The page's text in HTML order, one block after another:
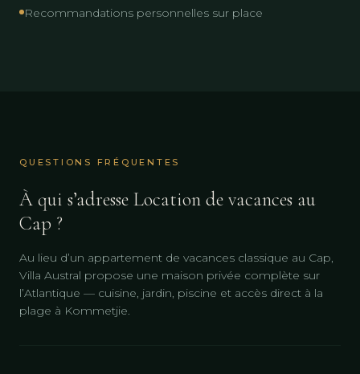
Recommandations personnelles sur place
QUESTIONS FRÉQUENTES
À qui s’adresse Location de vacances au
Cap ?
Au lieu d’un appartement de vacances classique au Cap,
Villa Austral propose une maison privée complète sur
l’Atlantique — cuisine, jardin, piscine et accès direct à la
plage à Kommetjie.